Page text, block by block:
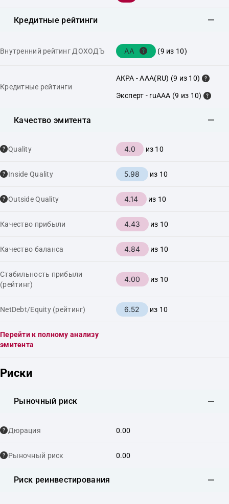
Кредитные рейтинги
Внутренний рейтинг ДОХОДЪ AA (9 из 10)
Кредитные рейтинги
АКРА - AAA(RU) (9 из 10)
Эксперт - ruAAA (9 из 10)
Качество эмитента
Quality 4.0 из 10
Inside Quality 5.98 из 10
Outside Quality 4.14 из 10
Качество прибыли 4.43 из 10
Качество баланса 4.84 из 10
Стабильность прибыли
(рейтинг)
4.00 из 10
NetDebt/Equity (рейтинг) 6.52 из 10
Перейти к полному анализу
эмитента
Риски
Рыночный риск
Дюрация 0.00
Рыночный риск 0.00
Риск реинвестирования